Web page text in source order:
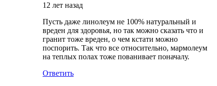
12 лет назад
Пусть даже линолеум не 100% натуральный и
вреден для здоровья, но так можно сказать что и
гранит тоже вреден, о чем кстати можно
поспорить. Так что все относительно, мармолеум
на теплых полах тоже пованивает поначалу.
Ответить